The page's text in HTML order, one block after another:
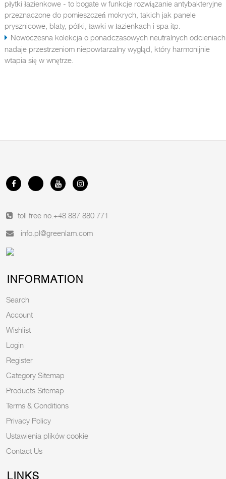
płytki łazienkowe - to bogate w funkcje rozwiązanie antybakteryjne
przeznaczone do pomieszczeń mokrych, takich jak panele
prysznicowe, blaty, półki, ławki w łazienkach i spa itp.
Nowoczesna kolekcja o ponadczasowych neutralnych odcieniach
nadaje przestrzeniom niepowtarzalny wygląd, który harmonijnie
wtapia się w wnętrze.
toll free no. +48 887 880 771
info.pl@greenlam.com
INFORMATION
Search
Account
Wishlist
Login
Register
Category Sitemap
Products Sitemap
Terms & Conditions
Privacy Policy
Ustawienia plików cookie
Contact Us
LINKS